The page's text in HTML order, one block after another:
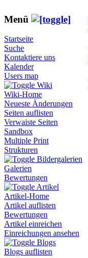
Menü
Startseite
Suche
Kontaktiere uns
Kalender
Users map
Wiki
Wiki-Home
Neueste Änderungen
Seiten auflisten
Verwaiste Seiten
Sandbox
Multiple Print
Strukturen
Bildergalerien
Galerien
Bewertungen
Artikel
Artikel-Home
Artikel auflisten
Bewertungen
Artikel einreichen
Einreichungen ansehen
Blogs
Blogs auflisten